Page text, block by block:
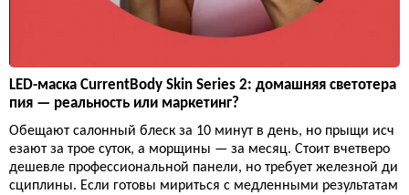
LED-маска CurrentBody Skin Series 2: домашняя светотера
пия — реальность или маркетинг?
Обещают салонный блеск за 10 минут в день, но прыщи исч
езают за трое суток, а морщины — за месяц. Стоит вчетверо
дешевле профессиональной панели, но требует железной ди
сциплины. Если готовы мириться с медленными результатам